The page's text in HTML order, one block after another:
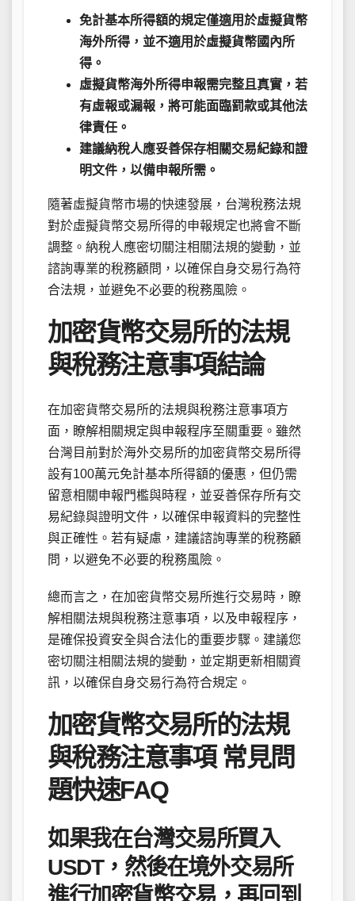
免計基本所得額的規定僅適用於虛擬貨幣
海外所得，並不適用於虛擬貨幣國內所
得。
虛擬貨幣海外所得申報需完整且真實，若
有虛報或漏報，將可能面臨罰款或其他法
律責任。
建議納稅人應妥善保存相關交易紀錄和證
明文件，以備申報所需。
隨著虛擬貨幣市場的快速發展，台灣稅務法規
對於虛擬貨幣交易所得的申報規定也將會不斷
調整。納稅人應密切關注相關法規的變動，並
諮詢專業的稅務顧問，以確保自身交易行為符
合法規，並避免不必要的稅務風險。
加密貨幣交易所的法規
與稅務注意事項結論
在加密貨幣交易所的法規與稅務注意事項方
面，瞭解相關規定與申報程序至關重要。雖然
台灣目前對於海外交易所的加密貨幣交易所得
設有100萬元免計基本所得額的優惠，但仍需
留意相關申報門檻與時程，並妥善保存所有交
易紀錄與證明文件，以確保申報資料的完整性
與正確性。若有疑慮，建議諮詢專業的稅務顧
問，以避免不必要的稅務風險。
總而言之，在加密貨幣交易所進行交易時，瞭
解相關法規與稅務注意事項，以及申報程序，
是確保投資安全與合法化的重要步驟。建議您
密切關注相關法規的變動，並定期更新相關資
訊，以確保自身交易行為符合規定。
加密貨幣交易所的法規
與稅務注意事項 常見問
題快速FAQ
如果我在台灣交易所買入
USDT，然後在境外交易所
進行加密貨幣交易，再回到